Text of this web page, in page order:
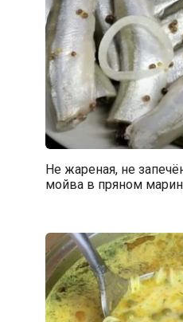
Не жареная, не
мойва в пряном